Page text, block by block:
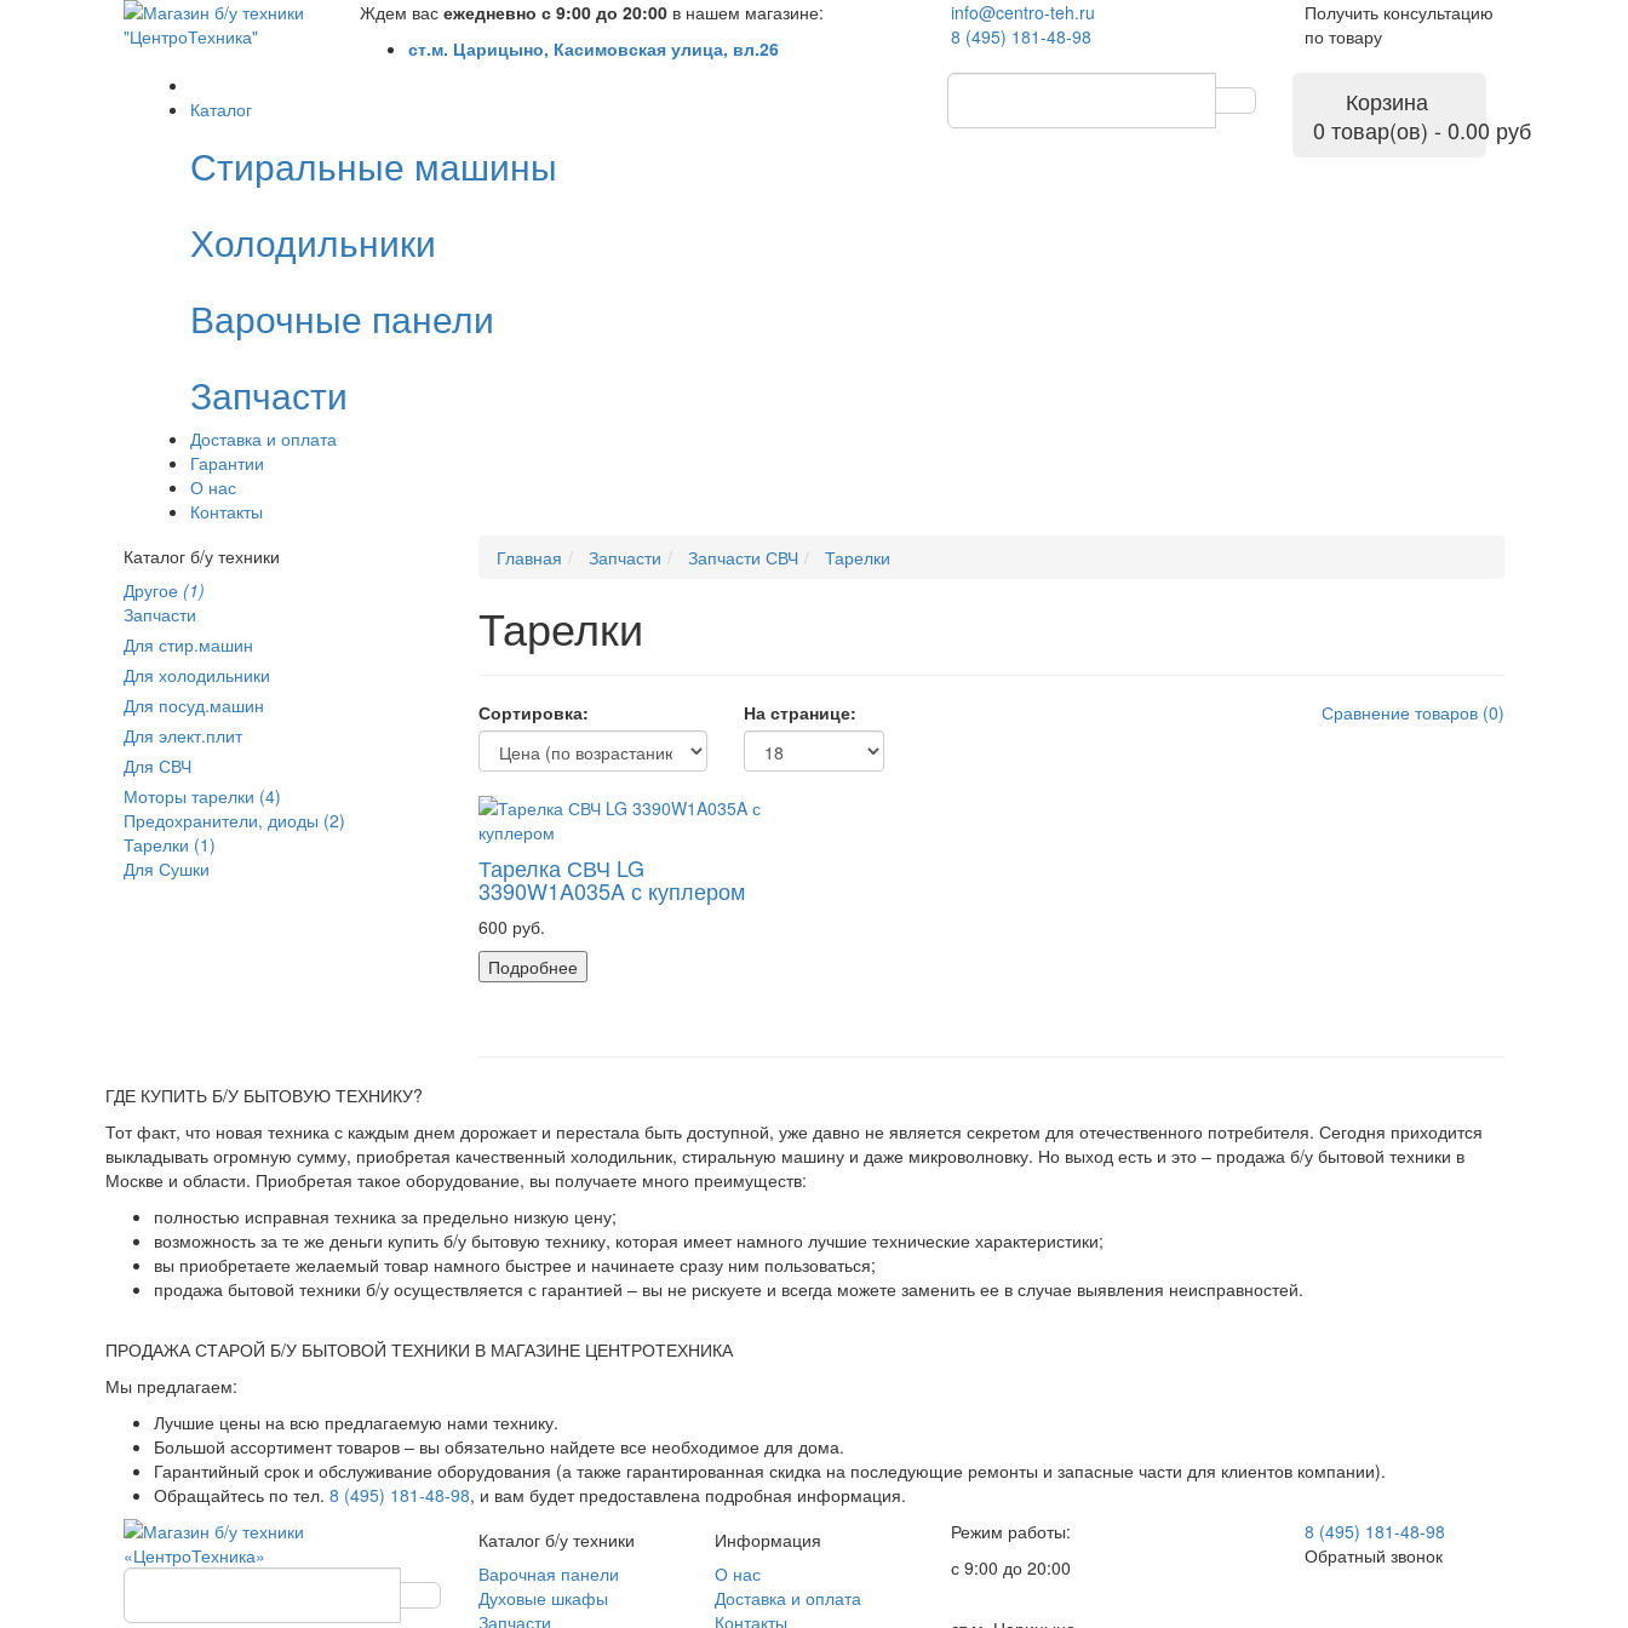
Ждем вас ежедневно с 9:00 до 20:00 в нашем магазине:
ст.м. Царицыно, Касимовская улица, вл.26
info@centro-teh.ru
8 (495) 181-48-98
Получить консультацию
по товару
Каталог
Стиральные машины
Холодильники
Варочные панели
Запчасти
Доставка и оплата
Гарантии
О нас
Контакты
Корзина
0 товар(ов) - 0.00 руб
Каталог б/у техники
Другое (1)
Запчасти
Для стир.машин
Для холодильники
Для посуд.машин
Для элект.плит
Для СВЧ
Моторы тарелки (4)
Предохранители, диоды (2)
Тарелки (1)
Для Сушки
Главная Запчасти Запчасти СВЧ Тарелки
Тарелки
Сортировка: На странице: Сравнение товаров(0)
Тарелка СВЧ LG
3390W1A035A с куплером
600 руб.
Подробнее
ГДЕ КУПИТЬ Б/У БЫТОВУЮ ТЕХНИКУ?
Тот факт, что новая техника с каждым днем дорожает и перестала быть доступной, уже давно не является секретом для отечественного потребителя. Сегодня приходится
выкладывать огромную сумму, приобретая качественный холодильник, стиральную машину и даже микроволновку. Но выход есть и это – продажа б/у бытовой техники в
Москве и области. Приобретая такое оборудование, вы получаете много преимуществ:
полностью исправная техника за предельно низкую цену;
возможность за те же деньги купить б/у бытовую технику, которая имеет намного лучшие технические характеристики;
вы приобретаете желаемый товар намного быстрее и начинаете сразу ним пользоваться;
продажа бытовой техники б/у осуществляется с гарантией – вы не рискуете и всегда можете заменить ее в случае выявления неисправностей.
ПРОДАЖА СТАРОЙ Б/У БЫТОВОЙ ТЕХНИКИ В МАГАЗИНЕ ЦЕНТРОТЕХНИКА
Мы предлагаем:
Лучшие цены на всю предлагаемую нами технику.
Большой ассортимент товаров – вы обязательно найдете все необходимое для дома.
Гарантийный срок и обслуживание оборудования (а также гарантированная скидка на последующие ремонты и запасные части для клиентов компании).
Обращайтесь по тел. 8 (495) 181-48-98, и вам будет предоставлена подробная информация.
Каталог б/у техники
Варочная панели
Духовые шкафы
Запчасти
Информация
О нас
Доставка и оплата
Контакты
Режим работы:
с 9:00 до 20:00
8 (495) 181-48-98
Обратный звонок